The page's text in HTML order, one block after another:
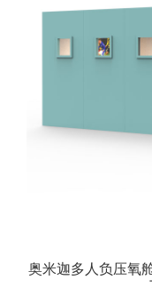
奥米迦多人负压氧